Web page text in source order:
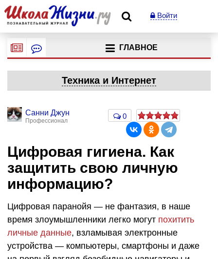
Войти
ГЛАВНОЕ
Техника и Интернет
Санни Джун
Профессионал
0
Цифровая гигиена. Как
защитить свою личную
информацию?
Цифровая паранойя — не фантазия, в наше
время злоумышленники легко могут похитить
личные данные, взламывая электронные
устройства — компьютеры, смартфоны и даже